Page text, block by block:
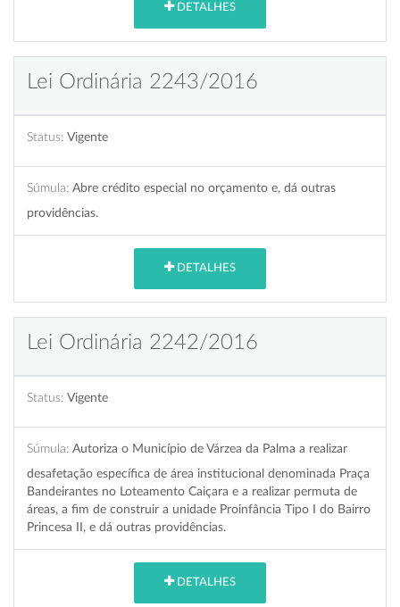
DETALHES
Lei Ordinária 2243/2016
Status: Vigente
Súmula: Abre crédito especial no orçamento e, dá outras
providências.
DETALHES
Lei Ordinária 2242/2016
Status: Vigente
Súmula: Autoriza o Município de Várzea da Palma a realizar
desafetação específica de área institucional denominada Praça
Bandeirantes no Loteamento Caiçara e a realizar permuta de
áreas, a fim de construir a unidade Proinfância Tipo I do Bairro
Princesa II, e dá outras providências.
DETALHES